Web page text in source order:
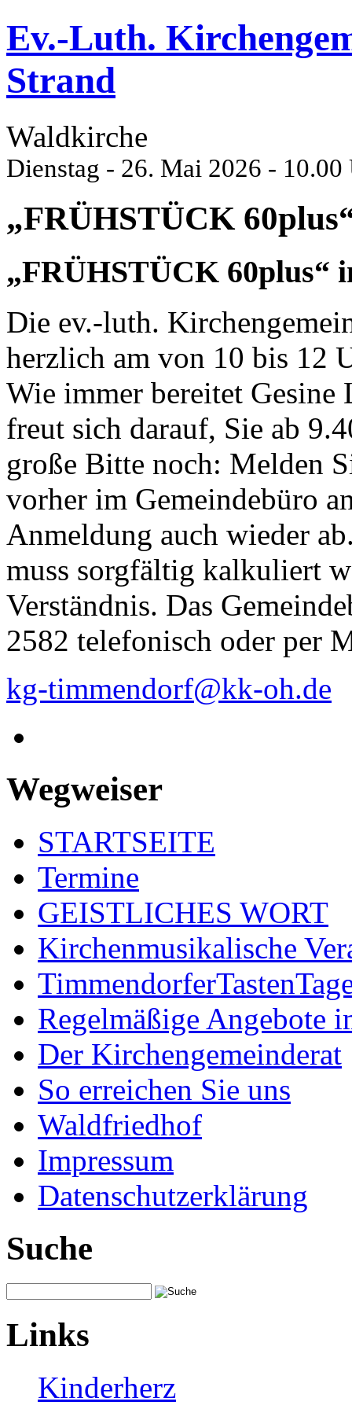
Ev.-Luth.
Strand
Waldkirche
Dienstag - 26. Mai 2026 - 10.00
„FRÜHSTÜCK
„FRÜHSTÜCK 60plus“
Die ev.-luth.
herzlich am von 10 bis 12
Wie immer bereitet
freut sich darauf, Sie ab
große Bitte noch: Melden
vorher im Gemeindebüro
Anmeldung auch wieder
muss sorgfältig kalkuliert
Verständnis. Das
2582 telefonisch oder per
kg-timmendorf@kk-oh.de
Wegweiser
STARTSEITE
Termine
GEISTLICHES WORT
Kirchenmusikalische
Regelmäßige Angebote
Der Kirchengemeinderat
So erreichen Sie uns
Waldfriedhof
Impressum
Datenschutzerklärung
Suche
Links
Kinderherz